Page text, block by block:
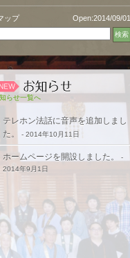
ップ
Open:2014/09/01
らせ一覧へ
テレホン法話に音声を追加しまし
た。
- 2014年10月11日
ホームページを開設しました。
-
2014年9月1日